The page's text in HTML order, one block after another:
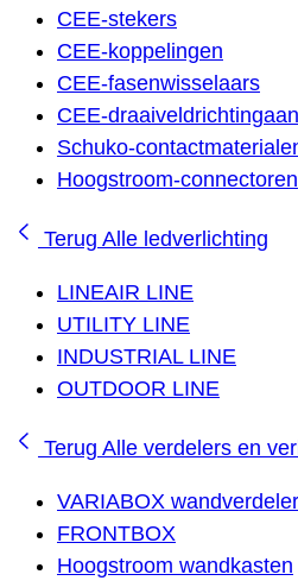
CEE-stekers
CEE-koppelingen
CEE-fasenwisselaars
CEE-
Schuko-
Hoogstroom-connectoren
Terug Alle ledverlichting
LINEAIR LINE
UTILITY LINE
INDUSTRIAL LINE
OUTDOOR LINE
Terug Alle verdelers en
VARIABOX
FRONTBOX
Hoogstroom wandkasten